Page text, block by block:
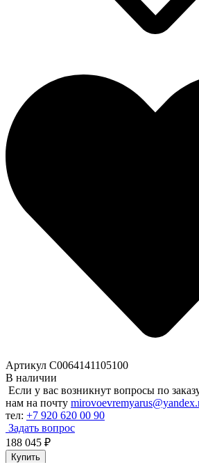
Артикул C0064141105100
В наличии
Если у вас возникнут вопросы по
нам на почту
тел: +7 920 620 00 90
Задать вопрос
188 045 ₽
Купить